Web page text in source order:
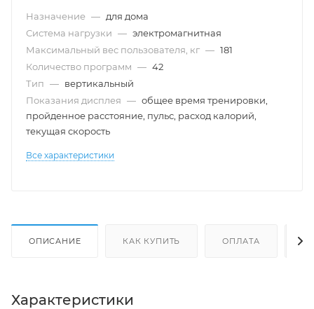
Назначение — для дома
Система нагрузки — электромагнитная
Максимальный вес пользователя, кг — 181
Количество программ — 42
Тип — вертикальный
Показания дисплея — общее время тренировки,
пройденное расстояние, пульс, расход калорий,
текущая скорость
Все характеристики
ОПИСАНИЕ КАК КУПИТЬ ОПЛАТА
Характеристики